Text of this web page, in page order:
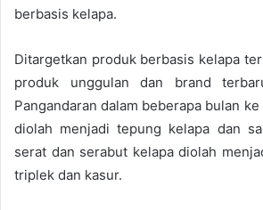
berbasis kelapa.
Ditargetkan produk berbasis kelapa
produk unggulan dan brand
Pangandaran dalam beberapa bulan
diolah menjadi tepung kelapa dan
serat dan serabut kelapa diolah
triplek dan kasur.